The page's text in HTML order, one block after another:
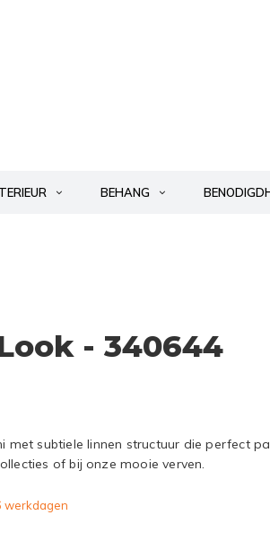
BEHANG
- 340644
met subtiele linnen structuur die perfect
of bij onze mooie verven.
werkdagen